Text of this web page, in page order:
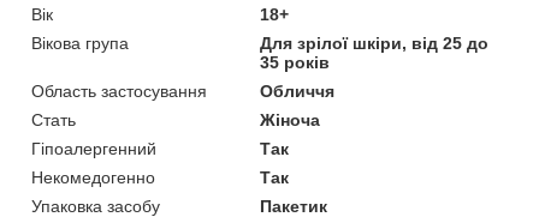
Вік
18+
Вікова група
Для зрілої шкіри, від 25 до
35 років
Область застосування
Обличчя
Стать
Жіноча
Гіпоалергенний
Так
Некомедогенно
Так
Упаковка засобу
Пакетик